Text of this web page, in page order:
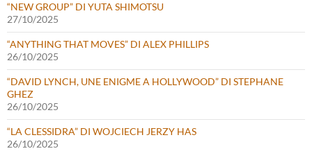
“NEW GROUP” DI YUTA SHIMOTSU
27/10/2025
“ANYTHING THAT MOVES” DI ALEX PHILLIPS
26/10/2025
“DAVID LYNCH, UNE ENIGME A HOLLYWOOD” DI STEPHANE
GHEZ
26/10/2025
“LA CLESSIDRA” DI WOJCIECH JERZY HAS
26/10/2025